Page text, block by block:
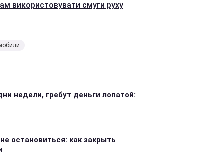
використовувати смуги руху
недели, гребут деньги лопатой:
остановиться: как закрыть